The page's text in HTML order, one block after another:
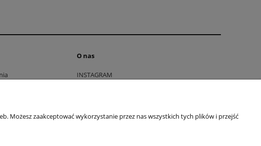
O nas
INSTAGRAM
Możesz zaakceptować wykorzystanie przez nas wszystkich tych plików i przejść